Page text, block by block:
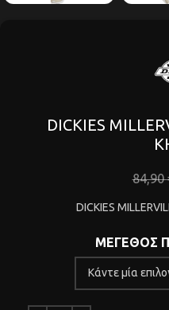
DICKIES
84,90
DICKIES
ΜΕΓΕΘΟΣ